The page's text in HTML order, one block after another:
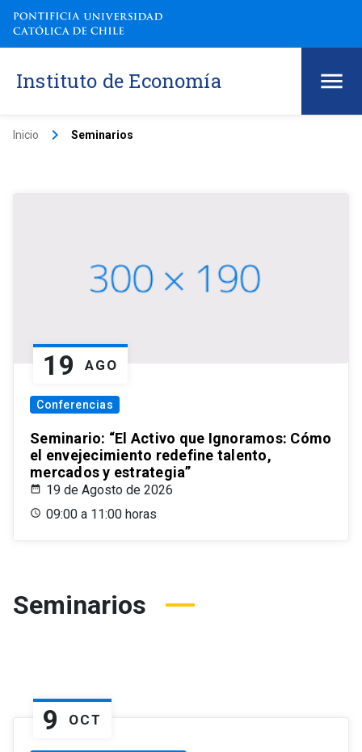
Instituto de Economía
Inicio keyboard_arrow_right Seminarios
19 AGO
Conferencias
Seminario: “El Activo que Ignoramos: Cómo
el envejecimiento redefine talento,
mercados y estrategia”
19 de Agosto de 2026
09:00 a 11:00 horas
Seminarios
9 OCT